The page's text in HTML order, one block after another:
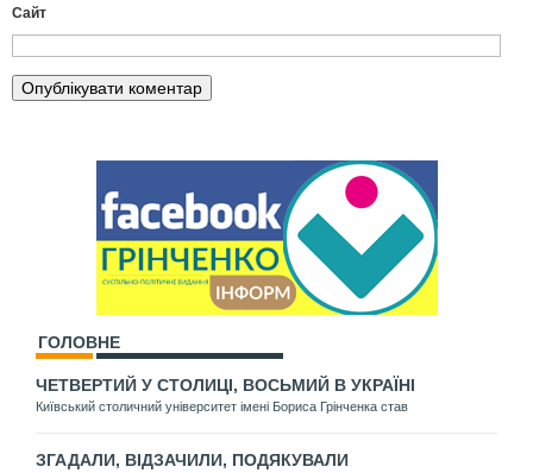
Сайт
ГОЛОВНЕ
ЧЕТВЕРТИЙ У СТОЛИЦІ, ВОСЬМИЙ В УКРАЇНІ
Київський столичний університет імені Бориса Грінченка став
ЗГАДАЛИ, ВІДЗАЧИЛИ, ПОДЯКУВАЛИ